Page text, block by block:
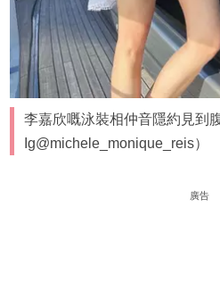
李嘉欣嘅泳裝相仲音隱約見到
Ig@michele_monique_reis）
廣告